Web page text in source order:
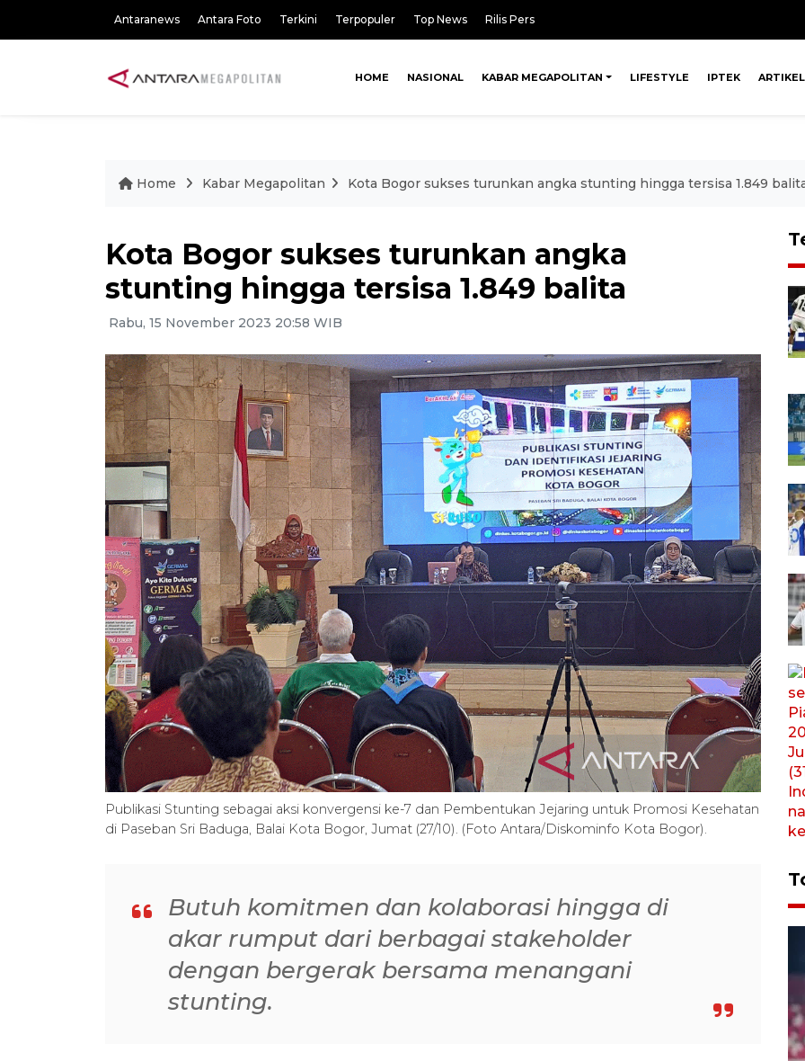
Antaranews Antara Foto Terkini Terpopuler Top News Rilis Pers
HOME NASIONAL KABAR MEGAPOLITAN LIFESTYLE IPTEK ARTIKEL
Home Kabar Megapolitan Kota Bogor sukses turunkan angka stunting hingga tersisa 1.849
Kota Bogor sukses turunkan angka
stunting hingga tersisa 1.849 balita
Rabu, 15 November 2023 20:58 WIB
Publikasi Stunting sebagai aksi konvergensi ke-7 dan Pembentukan Jejaring untuk Promosi Kesehatan
di Paseban Sri Baduga, Balai Kota Bogor, Jumat (27/10). (Foto Antara/Diskominfo Kota Bogor).
Butuh komitmen dan kolaborasi hingga di
akar rumput dari berbagai stakeholder
dengan bergerak bersama menangani
stunting.